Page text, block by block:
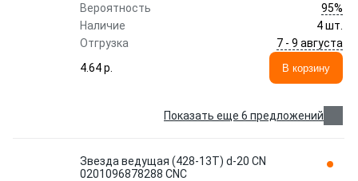
Вероятность
95%
Наличие
4 шт.
Отгрузка
7 - 9 августа
4.64 p.
В корзину
Показать еще 6 предложений
Звезда ведущая (428-13T) d-20 CN
0201096878288 CNC